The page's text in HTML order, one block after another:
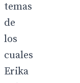
temas
de
los
cuales
Erika